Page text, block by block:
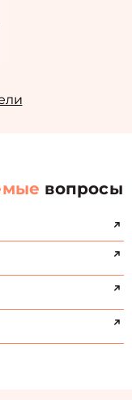
вопросы